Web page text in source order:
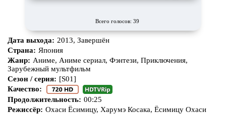
Всего голосов: 39
Дата выхода: 2013, Завершён
Страна: Япония
Жанр: Аниме, Аниме сериал, Фэнтези, Приключения,
Зарубежный мультфильм
Сезон / серия: [S01]
Качество:
Продолжительность: 00:25
Режиссёр: Охаси Ёсимицу, Харумэ Косака, Ёсимицу Охаси